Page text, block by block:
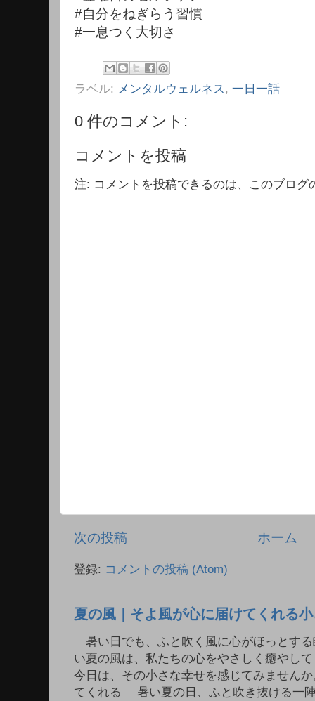
#自分をねぎらう習慣
#一息つく大切さ
ラベル: メンタルウェルネス, 一日一話
0 件のコメント:
コメントを投稿
注: コメントを投稿できるのは、このブログ
次の投稿 ホーム
登録: コメントの投稿 (Atom)
夏の風｜そよ風が心に届けてくれる
暑い日でも、ふと吹く風に心がほっとす
い夏の風は、私たちの心をやさしく癒やし
今日は、その小さな幸せを感じてみません
てくれる 暑い夏の日、ふと吹き抜ける一